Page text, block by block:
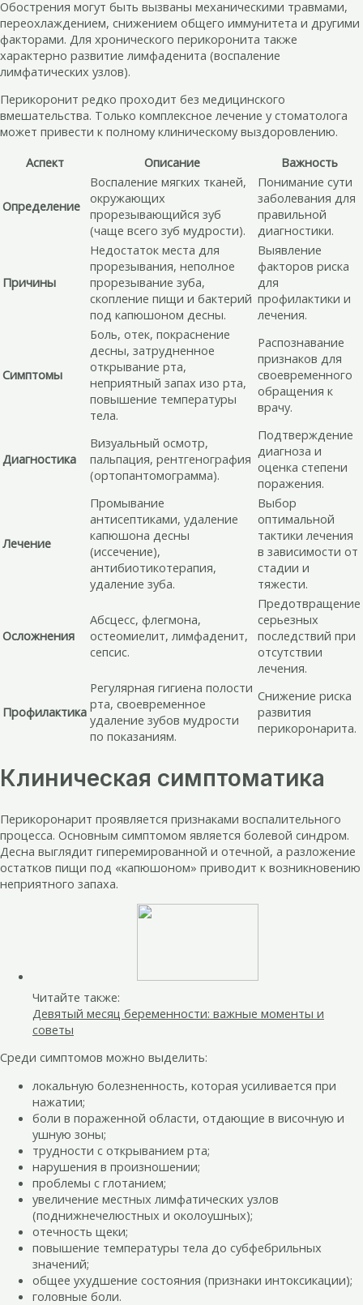
Обострения могут быть вызваны механическими травмами,
переохлаждением, снижением общего иммунитета и другими
факторами. Для хронического перикоронита также
характерно развитие лимфаденита (воспаление
лимфатических узлов).
Перикоронит редко проходит без медицинского
вмешательства. Только комплексное лечение у стоматолога
может привести к полному клиническому выздоровлению.
Аспект
Описание Важность
Определение
Воспаление мягких тканей,
окружающих
прорезывающийся зуб
(чаще всего зуб мудрости).
Понимание сути
заболевания для
правильной
диагностики.
Причины
Недостаток места для
прорезывания, неполное
прорезывание зуба,
скопление пищи и бактерий
под капюшоном десны.
Выявление
факторов риска
для
профилактики и
лечения.
Симптомы
Боль, отек, покраснение
десны, затрудненное
открывание рта,
неприятный запах изо рта,
повышение температуры
тела.
Распознавание
признаков для
своевременного
обращения к
врачу.
Диагностика
Визуальный осмотр,
пальпация, рентгенография
(ортопантомограмма).
Подтверждение
диагноза и
оценка степени
поражения.
Лечение
Промывание
антисептиками, удаление
капюшона десны
(иссечение),
антибиотикотерапия,
удаление зуба.
Выбор
оптимальной
тактики лечения
в зависимости от
стадии и
тяжести.
Осложнения
Абсцесс, флегмона,
остеомиелит, лимфаденит,
сепсис.
Предотвращение
серьезных
последствий при
отсутствии
лечения.
Профилактика
Регулярная гигиена полости
рта, своевременное
удаление зубов мудрости
по показаниям.
Снижение риска
развития
перикоронарита.
Клиническая симптоматика
Перикоронарит проявляется признаками воспалительного
процесса. Основным симптомом является болевой синдром.
Десна выглядит гиперемированной и отечной, а разложение
остатков пищи под «капюшоном» приводит к возникновению
неприятного запаха.
Читайте также:
Девятый месяц беременности: важные моменты и
советы
Среди симптомов можно выделить:
локальную болезненность, которая усиливается при
нажатии;
боли в пораженной области, отдающие в височную и
ушную зоны;
трудности с открыванием рта;
нарушения в произношении;
проблемы с глотанием;
увеличение местных лимфатических узлов
(поднижнечелюстных и околоушных);
отечность щеки;
повышение температуры тела до субфебрильных
значений;
общее ухудшение состояния (признаки интоксикации);
головные боли.